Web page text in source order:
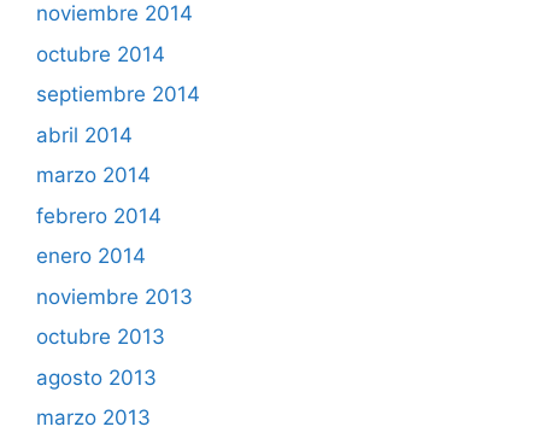
noviembre 2014
octubre 2014
septiembre 2014
abril 2014
marzo 2014
febrero 2014
enero 2014
noviembre 2013
octubre 2013
agosto 2013
marzo 2013